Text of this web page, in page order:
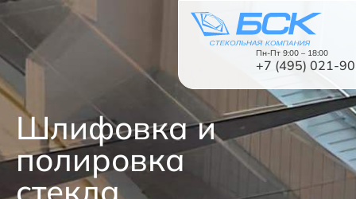
Пн-Пт 9:00 – 18:00
+7 (495) 021-
Шлифовка и
полировка
стекла
Назад
Каталог
Виды обработки